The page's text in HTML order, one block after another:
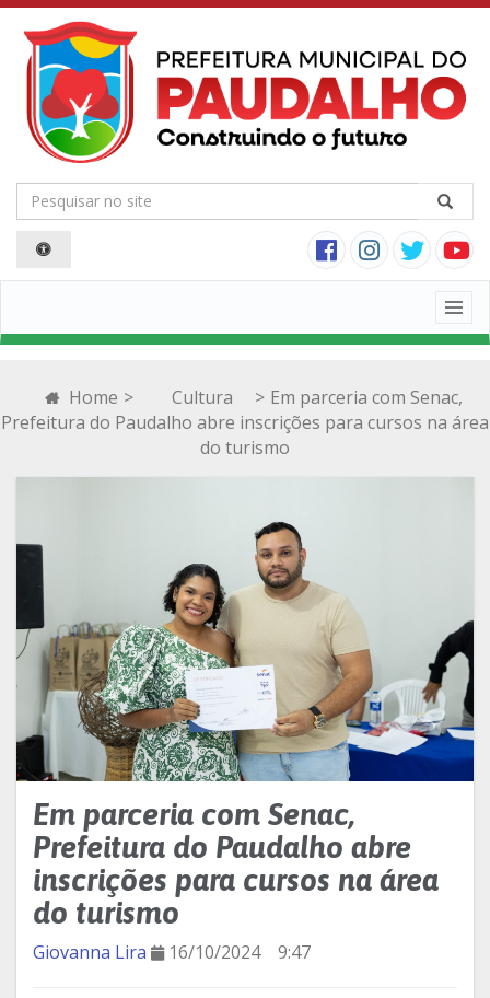
Home > Cultura > Em parceria com Senac,
Prefeitura do Paudalho abre inscrições para cursos na área
do turismo
Em parceria com Senac,
Prefeitura do Paudalho abre
inscrições para cursos na área
do turismo
Giovanna Lira 16/10/2024 9:47